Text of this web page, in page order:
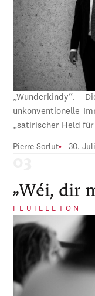
„Wunderkindy“.
unkonventionelle
„satirischer Held
Pierre Sorlut 30.
„Wéi, dir
FEUILLETON